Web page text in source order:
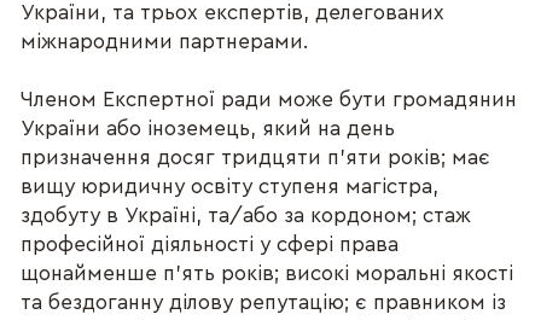
України, та трьох експертів, делегованих
міжнародними партнерами.
Членом Експертної ради може бути громадянин
України або іноземець, який на день
призначення досяг тридцяти п'яти років; має
вищу юридичну освіту ступеня магістра,
здобуту в Україні, та/або за кордоном; стаж
професійної діяльності у сфері права
щонайменше п'ять років; високі моральні якості
та бездоганну ділову репутацію; є правником із